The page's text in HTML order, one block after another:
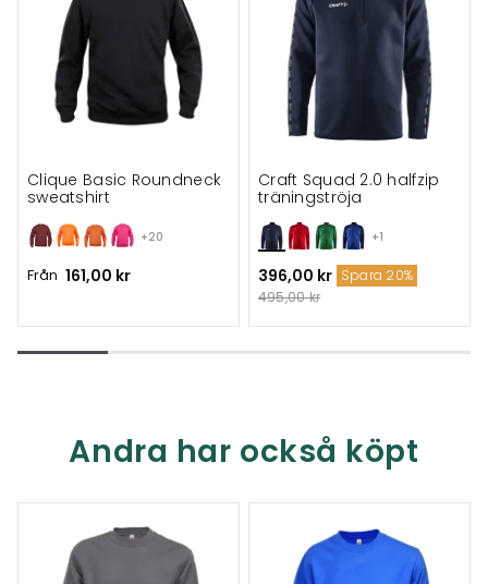
+20
Clique Basic Roundneck
sweatshirt
Från 161,00 kr
+1
Craft Squad 2.0 halfzip
träningströja
396,00 kr Spara 20%
495,00 kr
Andra har också köpt